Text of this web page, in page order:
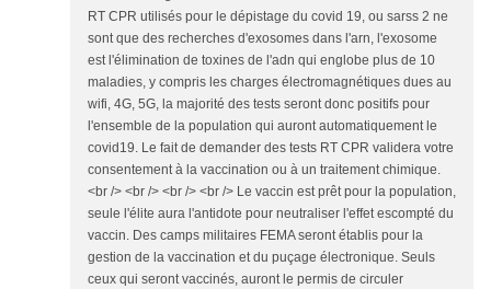
RT CPR utilisés pour le dépistage du covid 19, ou sarss 2 ne
sont que des recherches d'exosomes dans l'arn, l'exosome
est l'élimination de toxines de l'adn qui englobe plus de 10
maladies, y compris les charges électromagnétiques dues au
wifi, 4G, 5G, la majorité des tests seront donc positifs pour
l'ensemble de la population qui auront automatiquement le
covid19. Le fait de demander des tests RT CPR validera votre
consentement à la vaccination ou à un traitement chimique.
<br /> <br /> <br /> <br /> Le vaccin est prêt pour la population,
seule l'élite aura l'antidote pour neutraliser l'effet escompté du
vaccin. Des camps militaires FEMA seront établis pour la
gestion de la vaccination et du puçage électronique. Seuls
ceux qui seront vaccinés, auront le permis de circuler